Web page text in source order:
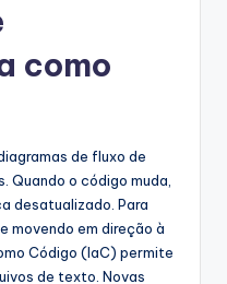
como
de fluxo de
o código muda,
desatualizado. Para
movendo em direção à
Código (IaC) permite
de texto. Novas